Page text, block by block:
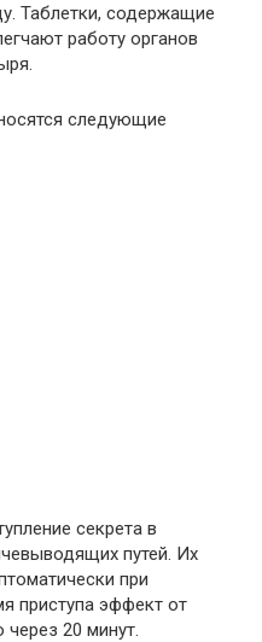
Таблетки, содержащие
работу органов
следующие
секрета в
путей. Их
при
приступа эффект от
через 20 минут.